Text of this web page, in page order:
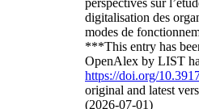
digitalisation des
modes de
***This entry has
OpenAlex by LIST
https://doi.org/
original and latest
(2026-07-01)